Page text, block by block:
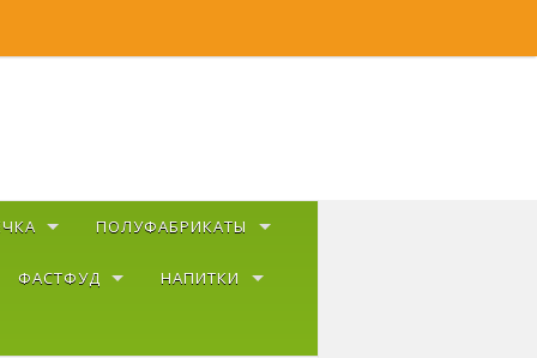
ПОЛУФАБРИКАТЫ
ФАСТФУД НАПИТКИ